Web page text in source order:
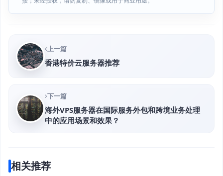
上一篇
香港特价云服务器推荐
下一篇
海外VPS服务器在国际服务外包和跨境业务处理
中的应用场景和效果？
相关推荐